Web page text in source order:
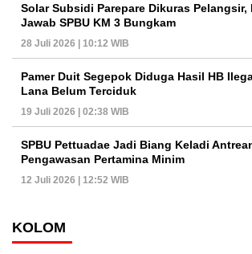
Solar Subsidi Parepare Dikuras Pelangsir,
Jawab SPBU KM 3 Bungkam
28 Juli 2026 | 10:12 WIB
Pamer Duit Segepok Diduga Hasil HB
Lana Belum Terciduk
19 Juli 2026 | 02:38 WIB
SPBU Pettuadae Jadi Biang Keladi
Pengawasan Pertamina Minim
12 Juli 2026 | 12:52 WIB
KOLOM